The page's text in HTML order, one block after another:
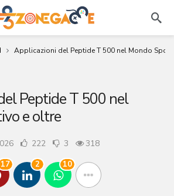
Applicazioni del Peptide T 500 nel Mondo
Peptide T 500 nel
e oltre
222 3 318
17 2 10